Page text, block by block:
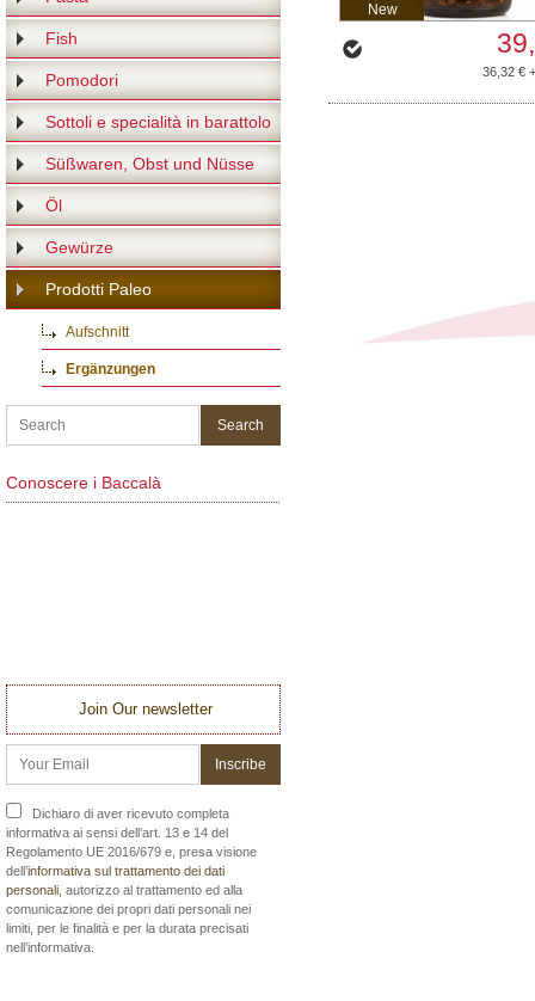
Fish
Pomodori
Sottoli e specialità in barattolo
Süßwaren, Obst und Nüsse
Öl
Gewürze
Prodotti Paleo
Aufschnitt
Ergänzungen
Conoscere i Baccalà
Join Our newsletter
Dichiaro di aver ricevuto completa
informativa ai sensi dell’art. 13 e 14 del
Regolamento UE 2016/679 e, presa visione
dell’informativa sul trattamento dei dati
personali , autorizzo al trattamento ed alla
comunicazione dei propri dati personali nei
limiti, per le finalità e per la durata precisati
nell’informativa.
New
36,32 €